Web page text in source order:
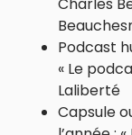
Podcast
« Le
Laliberté
Capsule